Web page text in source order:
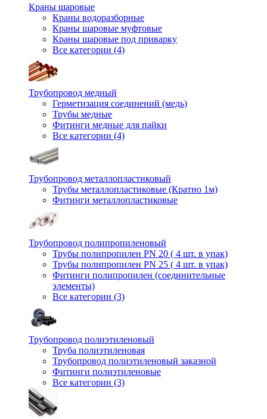
Краны шаровые
Краны водоразборные
Краны шаровые муфтовые
Краны шаровые под приварку
Все категории (4)
Трубопровод медный
Герметизация соединений (медь)
Трубы медные
Фитинги медные для пайки
Все категории (4)
Трубопровод металлопластиковый
Трубы металлопластиковые (Кратно 1м)
Фитинги металлопластиковые
Трубопровод полипропиленовый
Трубы полипропилен PN 20 ( 4 шт. в упак)
Трубы полипропилен PN 25 ( 4 шт. в упак)
Фитинги полипропилен (cоединительные
элементы)
Все категории (3)
Трубопровод полиэтиленовый
Труба полиэтиленовая
Трубопровод полиэтиленовый заказной
Фитинги полиэтиленовые
Все категории (3)